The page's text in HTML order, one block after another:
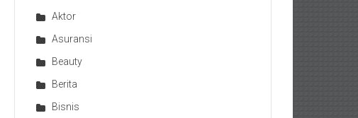
Aktor
Asuransi
Beauty
Berita
Bisnis